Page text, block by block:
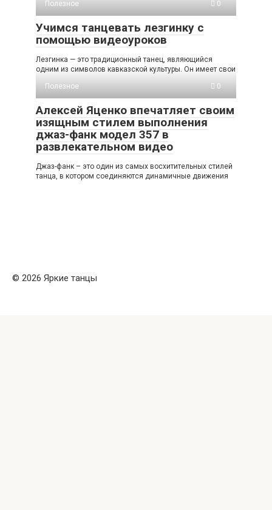
Полезное
0
Учимся танцевать лезгинку с
помощью видеоуроков
Лезгинка — это традиционный танец, являющийся
одним из символов кавказской культуры. Он имеет свои
Полезное
0
Алексей Яценко впечатляет своим
изящным стилем выполнения
джаз-фанк модел 357 в
развлекательном видео
Джаз-фанк – это один из самых восхитительных стилей
танца, в котором соединяются динамичные движения
© 2026 Яркие танцы